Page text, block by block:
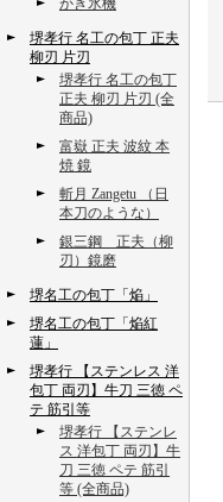
かき氷機
堺孝行 名工の包丁 正夫
柳刃 片刃
堺孝行 名工の包丁
正夫 柳刃 片刃 (全
商品)
富嶽 正夫 波紋 本
焼 鏡
斬月 Zangetu （日
本刀のような）
銀三鋼 正夫（柳
刃）鏡磨
堺名工の包丁「焔」
堺名工の包丁「焔紅
蓮」
堺孝行 【ステンレス 洋
包丁 両刃】牛刀 三徳 ペ
テ 筋引等
堺孝行 【ステンレ
ス 洋包丁 両刃】牛
刀 三徳 ペテ 筋引
等 (全商品)